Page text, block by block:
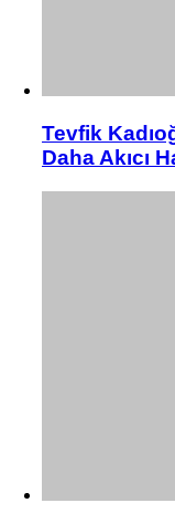
Tevfik
Daha Akıcı